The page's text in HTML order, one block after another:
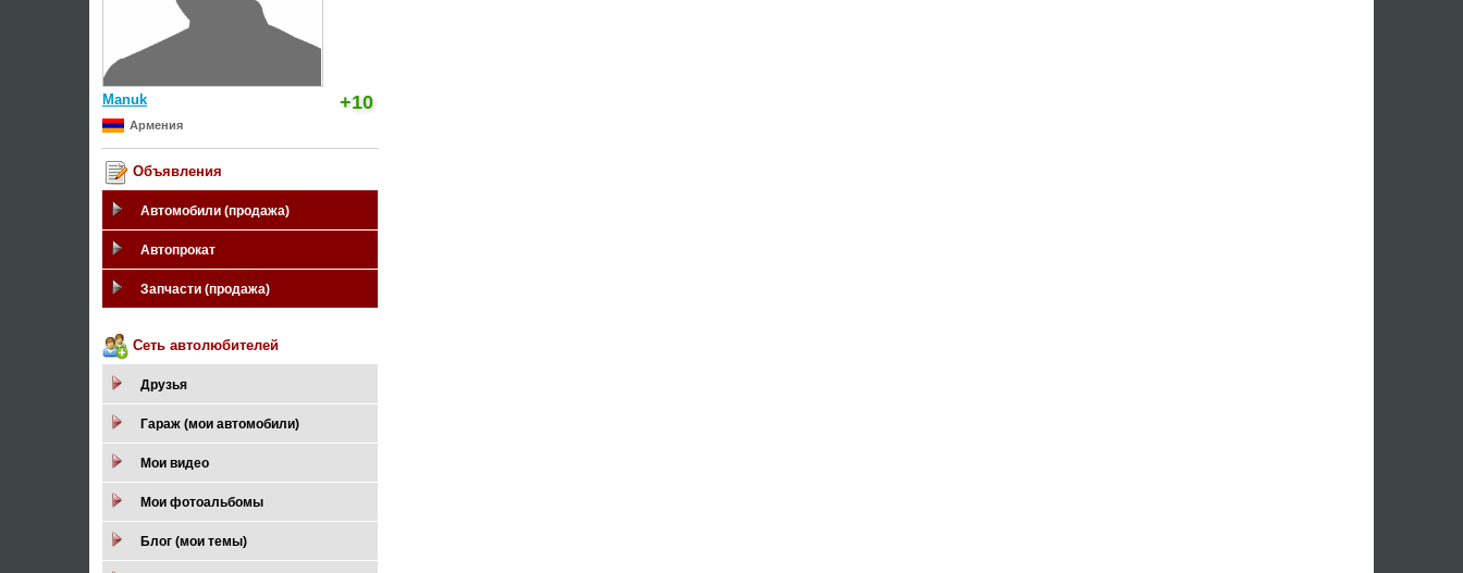
Manuk +10
Армения
Объявления
Автомобили (продажа)
Автопрокат
Запчасти (продажа)
Сеть автолюбителей
Друзья
Гараж (мои автомобили)
Мои видео
Мои фотоальбомы
Блог (мои темы)